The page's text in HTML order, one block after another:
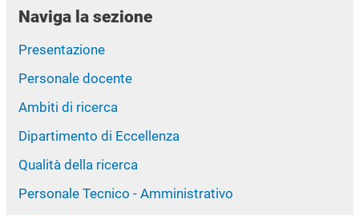
Naviga la sezione
Presentazione
Personale docente
Ambiti di ricerca
Dipartimento di Eccellenza
Qualità della ricerca
Personale Tecnico - Amministrativo